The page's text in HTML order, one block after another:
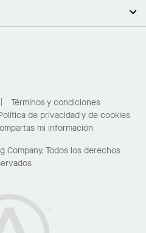
Términos y condiciones
de privacidad y de cookies
mi información
Todos los derechos